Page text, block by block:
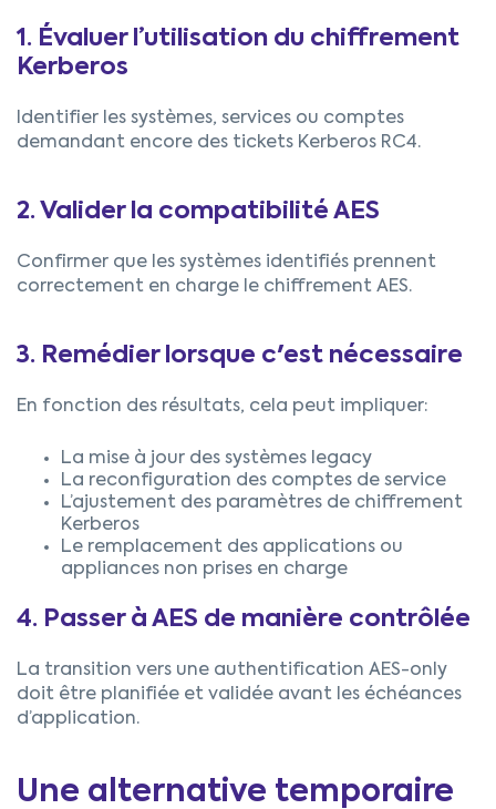
1. Évaluer l’utilisation du chiffrement
Kerberos
Identifier les systèmes, services ou comptes
demandant encore des tickets Kerberos RC4.
2. Valider la compatibilité AES
Confirmer que les systèmes identifiés prennent
correctement en charge le chiffrement AES.
3. Remédier lorsque c'est nécessaire
En fonction des résultats, cela peut impliquer:
La mise à jour des systèmes legacy
La reconfiguration des comptes de service
L’ajustement des paramètres de chiffrement
Kerberos
Le remplacement des applications ou
appliances non prises en charge
4. Passer à AES de manière contrôlée
La transition vers une authentification AES-only
doit être planifiée et validée avant les échéances
d’application.
Une alternative temporaire